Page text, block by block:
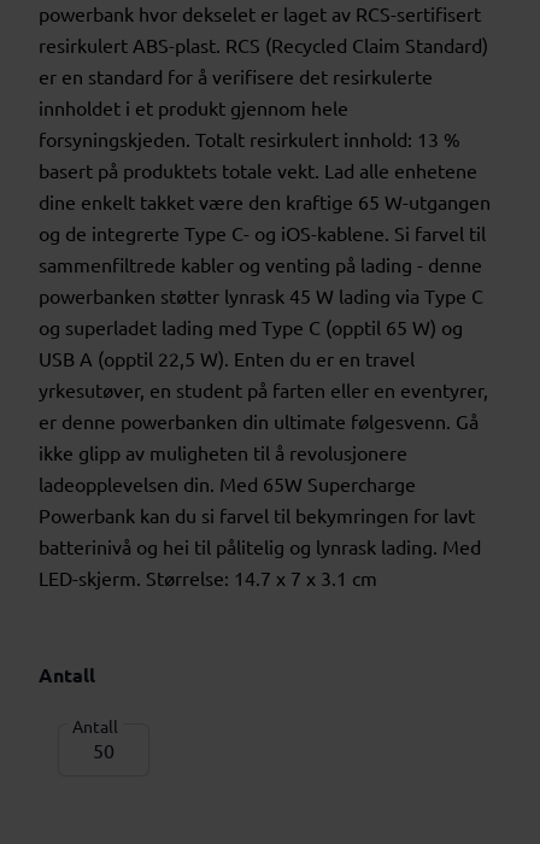
powerbank hvor dekselet er laget av RCS-sertifisert
resirkulert ABS-plast. RCS (Recycled Claim Standard)
er en standard for å verifisere det resirkulerte
innholdet i et produkt gjennom hele
forsyningskjeden. Totalt resirkulert innhold: 13 %
basert på produktets totale vekt. Lad alle enhetene
dine enkelt takket være den kraftige 65 W-utgangen
og de integrerte Type C- og iOS-kablene. Si farvel til
sammenfiltrede kabler og venting på lading - denne
powerbanken støtter lynrask 45 W lading via Type C
og superladet lading med Type C (opptil 65 W) og
USB A (opptil 22,5 W). Enten du er en travel
yrkesutøver, en student på farten eller en eventyrer,
er denne powerbanken din ultimate følgesvenn. Gå
ikke glipp av muligheten til å revolusjonere
ladeopplevelsen din. Med 65W Supercharge
Powerbank kan du si farvel til bekymringen for lavt
batterinivå og hei til pålitelig og lynrask lading. Med
LED-skjerm. Størrelse: 14.7 x 7 x 3.1 cm
Antall
Antall